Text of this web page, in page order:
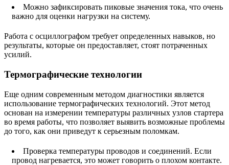
Можно зафиксировать пиковые значения тока, что очень
важно для оценки нагрузки на систему.
Работа с осциллографом требует определенных навыков, но
результаты, которые он предоставляет, стоят потраченных
усилий.
Термографические технологии
Еще одним современным методом диагностики является
использование термографических технологий. Этот метод
основан на измерении температуры различных узлов стартера
во время работы, что позволяет выявить возможные проблемы
до того, как они приведут к серьезным поломкам.
Проверка температуры проводов и соединений. Если
провод нагревается, это может говорить о плохом контакте.